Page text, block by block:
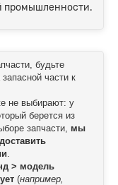
промышленности.
будьте
части к
не выбирают: у
берется из
запчасти, мы
.
> модель
(например,